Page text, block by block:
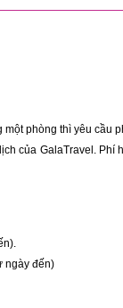
phòng thì yêu cầu
của GalaTravel. Phí
ngày đến)